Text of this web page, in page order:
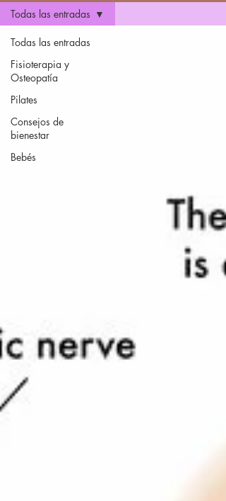
Todas las entradas
Fisioterapia y
Osteopatía
Pilates
Consejos de
bienestar
Bebés
Todas las entradas